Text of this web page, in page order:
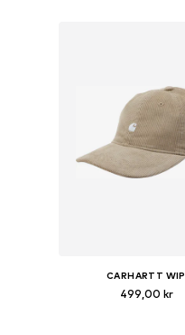
CARHARTT WIP
499,00 kr